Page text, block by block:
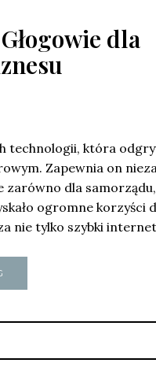
dla
technologii, która
Zapewnia on
dla
ogromne korzyści
nie tylko szybki